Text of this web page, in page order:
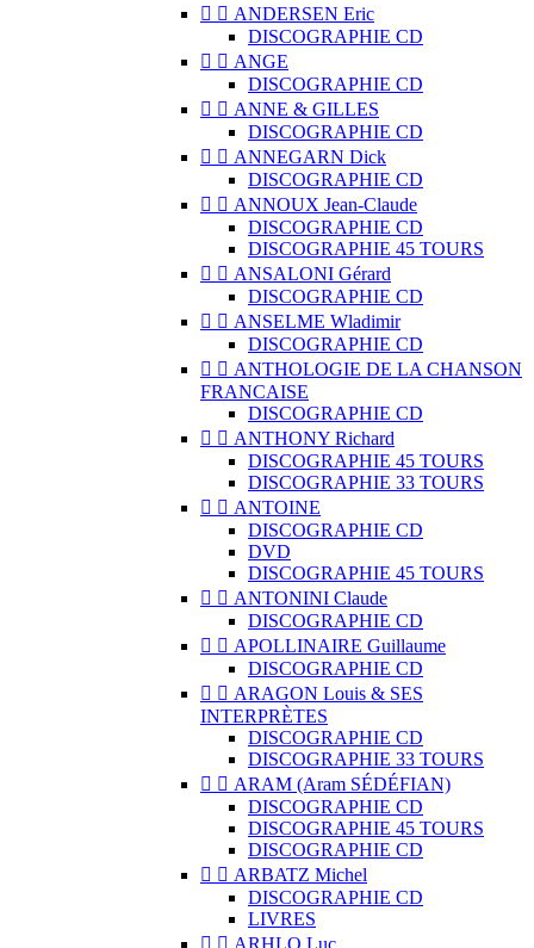
  ANDERSEN Eric
DISCOGRAPHIE CD
  ANGE
DISCOGRAPHIE CD
  ANNE & GILLES
DISCOGRAPHIE CD
  ANNEGARN Dick
DISCOGRAPHIE CD
  ANNOUX Jean-Claude
DISCOGRAPHIE CD
DISCOGRAPHIE 45 TOURS
  ANSALONI Gérard
DISCOGRAPHIE CD
  ANSELME Wladimir
DISCOGRAPHIE CD
  ANTHOLOGIE DE LA CHANSON
FRANCAISE
DISCOGRAPHIE CD
  ANTHONY Richard
DISCOGRAPHIE 45 TOURS
DISCOGRAPHIE 33 TOURS
  ANTOINE
DISCOGRAPHIE CD
DVD
DISCOGRAPHIE 45 TOURS
  ANTONINI Claude
DISCOGRAPHIE CD
  APOLLINAIRE Guillaume
DISCOGRAPHIE CD
  ARAGON Louis & SES
INTERPRÈTES
DISCOGRAPHIE CD
DISCOGRAPHIE 33 TOURS
  ARAM (Aram SÉDÉFIAN)
DISCOGRAPHIE CD
DISCOGRAPHIE 45 TOURS
DISCOGRAPHIE CD
  ARBATZ Michel
DISCOGRAPHIE CD
LIVRES
  ARHLO Luc